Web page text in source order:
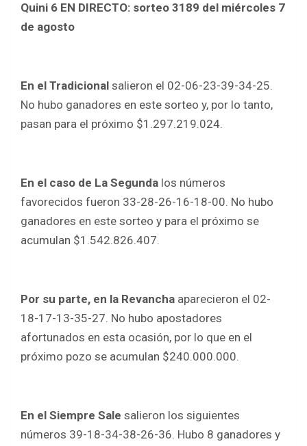
Quini 6 EN DIRECTO: sorteo 3189 del miércoles 7
de agosto
En el Tradicional salieron el 02-06-23-39-34-25.
No hubo ganadores en este sorteo y, por lo tanto,
pasan para el próximo $1.297.219.024.
En el caso de La Segunda los números
favorecidos fueron 33-28-26-16-18-00. No hubo
ganadores en este sorteo y para el próximo se
acumulan $1.542.826.407.
Por su parte, en la Revancha aparecieron el 02-
18-17-13-35-27. No hubo apostadores
afortunados en esta ocasión, por lo que en el
próximo pozo se acumulan $240.000.000.
En el Siempre Sale salieron los siguientes
números 39-18-34-38-26-36. Hubo 8 ganadores y